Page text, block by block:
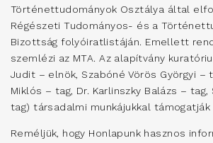
Történettudományok Osztálya által
Régészeti Tudományos- és a
Bizottság folyóiratlistáján. Emellett
szemlézi az MTA. Az alapítvány
Judit – elnök, Szabóné Vörös Györgyi –
Miklós – tag, Dr. Karlinszky Balázs –
tag) társadalmi munkájukkal
Reméljük, hogy Honlapunk hasznos